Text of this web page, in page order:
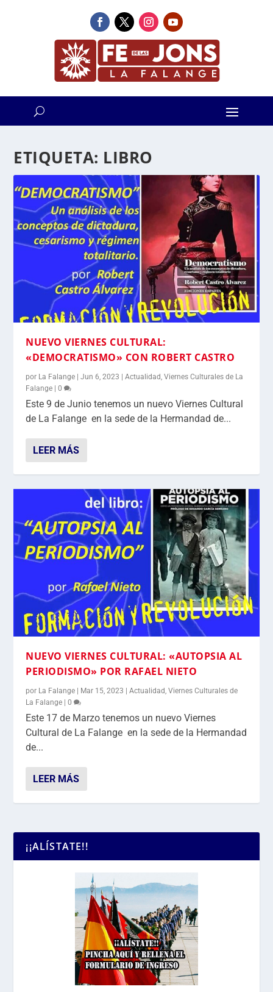
ETIQUETA: LIBRO
NUEVO VIERNES CULTURAL:
«DEMOCRATISMO» CON ROBERT CASTRO
por La Falange |Jun 6, 2023 |Actualidad ,Viernes Culturales de La
Falange |0
Este 9 de Junio tenemos un nuevo Viernes Cultural
de La Falange en la sede de la Hermandad de...
LEER MÁS
NUEVO VIERNES CULTURAL: «AUTOPSIA AL
PERIODISMO» POR RAFAEL NIETO
por La Falange | Mar 15, 2023 |Actualidad ,Viernes Culturales de
La Falange |0
Este 17 de Marzo tenemos un nuevo Viernes
Cultural de La Falange en la sede de la Hermandad
de...
LEER MÁS
¡¡ALÍSTATE!!